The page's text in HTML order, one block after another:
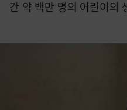
간 약 백만 명의 어린이의